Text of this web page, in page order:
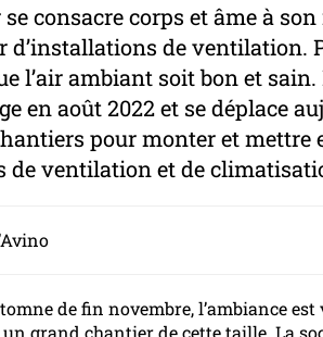
consacre corps et âme à
d’installations de ventilation.
l’air ambiant soit bon et
en août 2022 et se déplace
pour monter et mettre
ventilation et de
de fin novembre, l’ambiance est
grand chantier de cette taille. La